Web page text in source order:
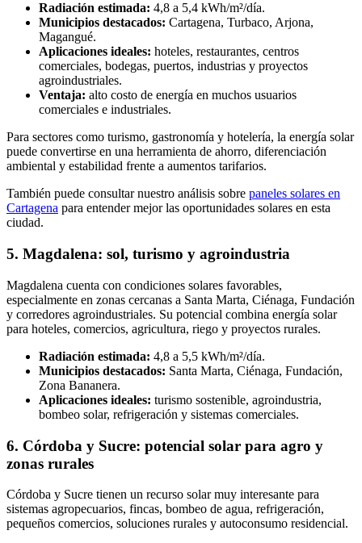
Radiación estimada: 4,8 a 5,4 kWh/m²/día.
Municipios destacados: Cartagena, Turbaco, Arjona,
Magangué.
Aplicaciones ideales: hoteles, restaurantes, centros
comerciales, bodegas, puertos, industrias y proyectos
agroindustriales.
Ventaja: alto costo de energía en muchos usuarios
comerciales e industriales.
Para sectores como turismo, gastronomía y hotelería, la energía solar
puede convertirse en una herramienta de ahorro, diferenciación
ambiental y estabilidad frente a aumentos tarifarios.
También puede consultar nuestro análisis sobre paneles solares en
Cartagena para entender mejor las oportunidades solares en esta
ciudad.
5. Magdalena: sol, turismo y agroindustria
Magdalena cuenta con condiciones solares favorables,
especialmente en zonas cercanas a Santa Marta, Ciénaga, Fundación
y corredores agroindustriales. Su potencial combina energía solar
para hoteles, comercios, agricultura, riego y proyectos rurales.
Radiación estimada: 4,8 a 5,5 kWh/m²/día.
Municipios destacados: Santa Marta, Ciénaga, Fundación,
Zona Bananera.
Aplicaciones ideales: turismo sostenible, agroindustria,
bombeo solar, refrigeración y sistemas comerciales.
6. Córdoba y Sucre: potencial solar para agro y
zonas rurales
Córdoba y Sucre tienen un recurso solar muy interesante para
sistemas agropecuarios, fincas, bombeo de agua, refrigeración,
pequeños comercios, soluciones rurales y autoconsumo residencial.